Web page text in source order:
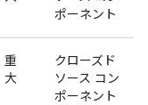
ポーネント
重
大
クローズド
ソース コン
ポーネント